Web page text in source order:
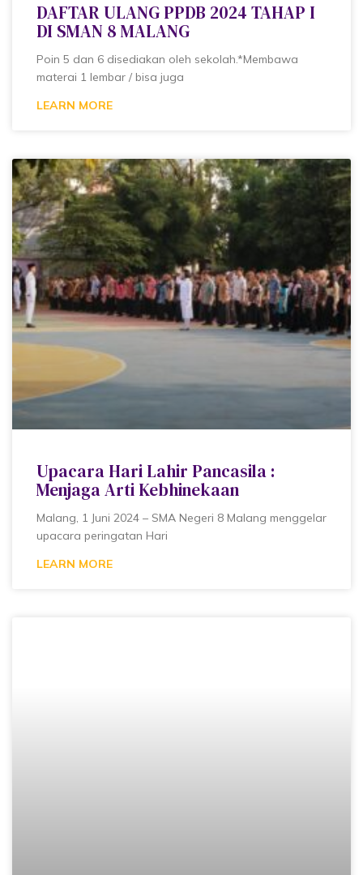
DAFTAR ULANG PPDB 2024 TAHAP I
DI SMAN 8 MALANG
Poin 5 dan 6 disediakan oleh sekolah.*Membawa
materai 1 lembar / bisa juga
LEARN MORE
Upacara Hari Lahir Pancasila :
Menjaga Arti Kebhinekaan
Malang, 1 Juni 2024 – SMA Negeri 8 Malang menggelar
upacara peringatan Hari
LEARN MORE